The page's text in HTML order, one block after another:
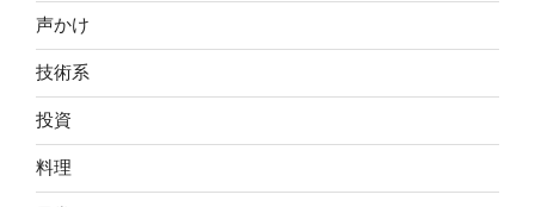
声かけ
技術系
投資
料理